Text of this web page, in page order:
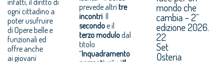
ogni cittadino a
poter usufruire
di Opere belle e
funzionali ed
offre anche
ai giovani
prevede altritre
incontri . Il
secondoe il
terzo modulodal
titolo
“Inquadramento
mondo che
cambia – 2^
edizione 2026.
22
Set
Osteria